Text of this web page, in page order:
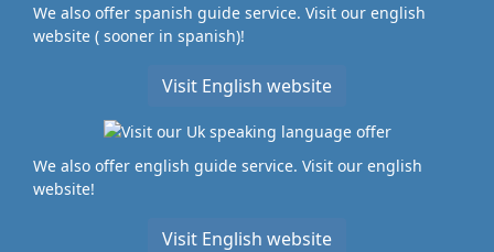
We also offer spanish guide service. Visit our english
website ( sooner in spanish)!
Visit English website
We also offer english guide service. Visit our english
website!
Visit English website